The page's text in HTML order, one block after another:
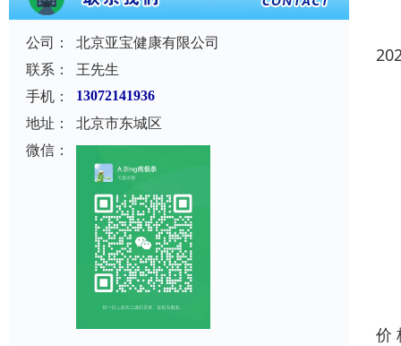
公司：
北京亚宝健康有限公司
联系：
王先生
手机：
13072141936
地址：
北京市东城区
微信：
价